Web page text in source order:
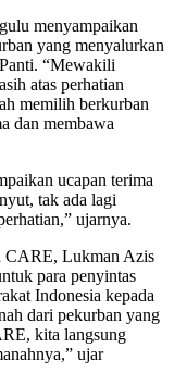
menyampaikan
yang menyalurkan
“Mewakili
atas perhatian
memilih berkurban
dan membawa
ucapan terima
tak ada lagi
ujarnya.
CARE, Lukman Azis
para penyintas
Indonesia kepada
dari pekurban yang
kita langsung
ujar